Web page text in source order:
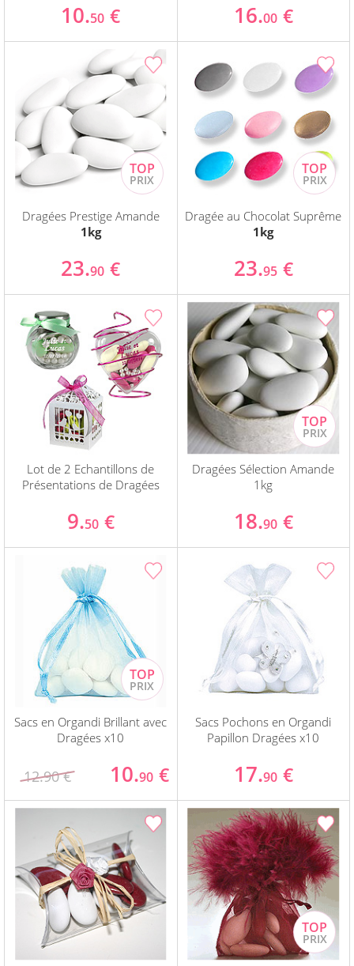
10.50 € 16.00 €
Dragées Prestige Amande
1kg
23.90 €
Dragée au Chocolat Suprême
1kg
23.95 €
Lot de 2 Echantillons de
Présentations de Dragées
9.50 €
Dragées Sélection Amande
1kg
18.90 €
Sacs en Organdi Brillant avec
Dragées x10
12.90 € 10.90 €
Sacs Pochons en Organdi
Papillon Dragées x10
17.90 €